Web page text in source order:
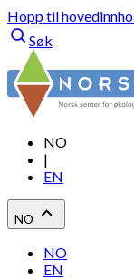
Hopp til
Søk
NO
|
EN
NO
NO
EN